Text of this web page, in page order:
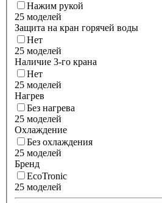
Нажим рукой
25 моделей
Защита на кран горячей воды
Нет
25 моделей
Наличие 3-го крана
Нет
25 моделей
Нагрев
Без нагрева
25 моделей
Охлаждение
Без охлаждения
25 моделей
Бренд
EcoTronic
25 моделей